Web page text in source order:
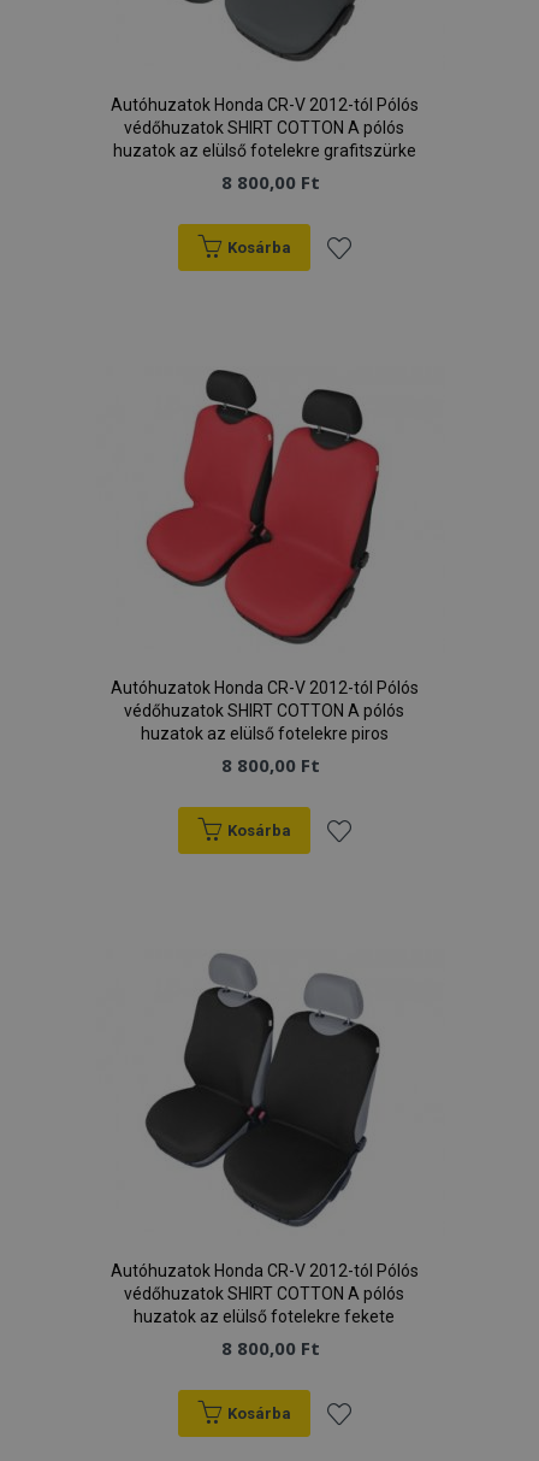
Autóhuzatok Honda CR-V 2012-tól Pólós
védőhuzatok SHIRT COTTON A pólós
huzatok az elülső fotelekre grafitszürke
8 800,00 Ft
Kosárba
kívánságlistához
Autóhuzatok Honda CR-V 2012-tól Pólós
védőhuzatok SHIRT COTTON A pólós
huzatok az elülső fotelekre piros
8 800,00 Ft
Kosárba
kívánságlistához
Autóhuzatok Honda CR-V 2012-tól Pólós
védőhuzatok SHIRT COTTON A pólós
huzatok az elülső fotelekre fekete
8 800,00 Ft
Kosárba